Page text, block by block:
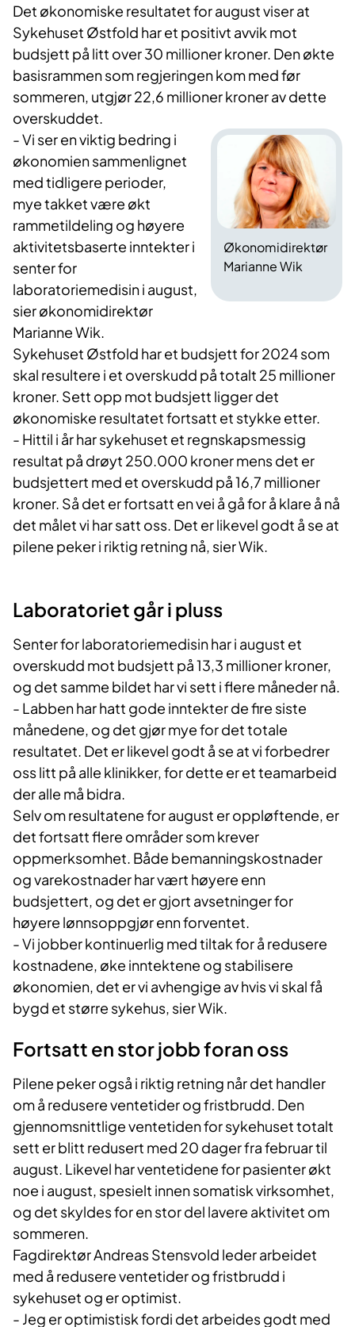
Det økonomiske resultatet for august viser at
Sykehuset Østfold har et positivt avvik mot
budsjett på litt over 30 millioner kroner. Den økte
basisrammen som regjeringen kom med før
sommeren, utgjør 22,6 millioner kroner av dette
overskuddet.
Økonomidirektør
Marianne Wik
- Vi ser en viktig bedring i
økonomien sammenlignet
med tidligere perioder,
mye takket være økt
rammetildeling og høyere
aktivitetsbaserte inntekter i
senter for
laboratoriemedisin i august,
sier økonomidirektør
Marianne Wik.
Sykehuset Østfold har et budsjett for 2024 som
skal resultere i et overskudd på totalt 25 millioner
kroner. Sett opp mot budsjett ligger det
økonomiske resultatet fortsatt et stykke etter.
- Hittil i år har sykehuset et regnskapsmessig
resultat på drøyt 250.000 kroner mens det er
budsjettert med et overskudd på 16,7 millioner
kroner. Så det er fortsatt en vei å gå for å klare å nå
det målet vi har satt oss. Det er likevel godt å se at
pilene peker i riktig retning nå, sier Wik.
Laboratoriet går i pluss
Senter for laboratoriemedisin har i august et
overskudd mot budsjett på 13,3 millioner kroner,
og det samme bildet har vi sett i flere måneder nå.
- Labben har hatt gode inntekter de fire siste
månedene, og det gjør mye for det totale
resultatet. Det er likevel godt å se at vi forbedrer
oss litt på alle klinikker, for dette er et teamarbeid
der alle må bidra.
Selv om resultatene for august er oppløftende, er
det fortsatt flere områder som krever
oppmerksomhet. Både bemanningskostnader
og varekostnader har vært høyere enn
budsjettert, og det er gjort avsetninger for
høyere lønnsoppgjør enn forventet.
- Vi jobber kontinuerlig med tiltak for å redusere
kostnadene, øke inntektene og stabilisere
økonomien, det er vi avhengige av hvis vi skal få
bygd et større sykehus, sier Wik.
Fortsatt en stor jobb foran oss
Pilene peker også i riktig retning når det handler
om å redusere ventetider og fristbrudd. Den
gjennomsnittlige ventetiden for sykehuset totalt
sett er blitt redusert med 20 dager fra februar til
august. Likevel har ventetidene for pasienter økt
noe i august, spesielt innen somatisk virksomhet,
og det skyldes for en stor del lavere aktivitet om
sommeren.
Fagdirektør Andreas Stensvold leder arbeidet
med å redusere ventetider og fristbrudd i
sykehuset og er optimist.
- Jeg er optimistisk fordi det arbeides godt med